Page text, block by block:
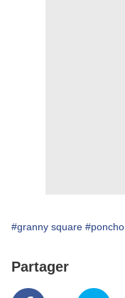
#granny square #poncho
Partager